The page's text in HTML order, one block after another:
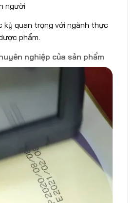
người
quan trọng với ngành thực
phẩm.
nghiệp của sản phẩm